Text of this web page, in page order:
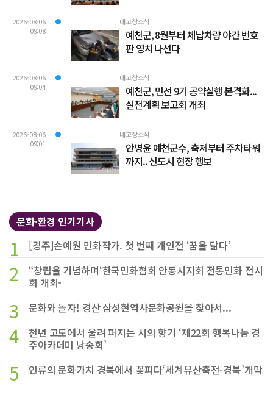
2026-08-06
09:08
내고장소식
예천군, 8월부터 체납차량 야간 번호
판 영치 나선다
2026-08-06
09:04
내고장소식
예천군, 민선 9기 공약실행 본격화...
실천계획 보고회 개최
2026-08-06
09:01
내고장소식
안병윤 예천군수, 축제부터 주차타워
까지.. 신도시 현장 행보
문화·환경 인기기사
1 [경주]손예원 민화작가. 첫 번째 개인전 ‘꿈을 닮다’
2
“창립을 기념하며‘한국민화협회 안동시지회 전통민화 전시
회 개최-
3 문화와 놀자! 경산 삼성현역사문화공원을 찾아서...
4
천년 고도에서 울려 퍼지는 시의 향기 ‘제22회 행복나눔 경
주아카데미 낭송회’
5 인류의 문화가치 경북에서 꽃피다‘세계유산축전-경북’개막